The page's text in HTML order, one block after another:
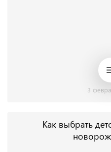
3
Как выбрать